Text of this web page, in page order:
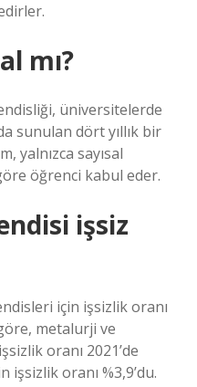
mı?
üniversitelerde
sunulan dört yıllık bir
yalnızca sayısal
öğrenci kabul eder.
işsiz
için işsizlik oranı
metalurji ve
oranı 2021’de
oranı %3,9’du.